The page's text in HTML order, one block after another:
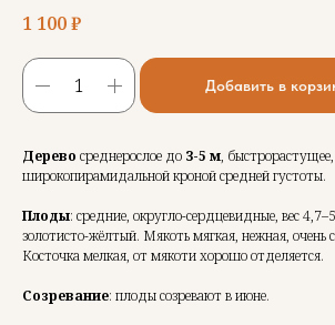
1 100₽
Добавить в
Дерево среднерослое до 3-5 м, быстрорастущее,
широкопирамидальной кроной средней густоты.
Плоды: средние, округло-сердцевидные, вес
золотисто-жёлтый. Мякоть мягкая, нежная, очень
Косточка мелкая, от мякоти хорошо отделяется.
Созревание: плоды созревают в июне.